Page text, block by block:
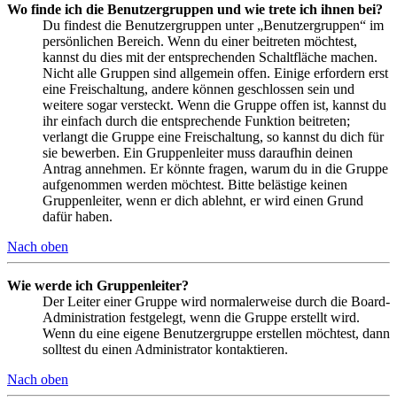
Wo finde ich die Benutzergruppen und wie trete ich ihnen bei?
Du findest die Benutzergruppen unter „Benutzergruppen“ im
persönlichen Bereich. Wenn du einer beitreten möchtest,
kannst du dies mit der entsprechenden Schaltfläche machen.
Nicht alle Gruppen sind allgemein offen. Einige erfordern erst
eine Freischaltung, andere können geschlossen sein und
weitere sogar versteckt. Wenn die Gruppe offen ist, kannst du
ihr einfach durch die entsprechende Funktion beitreten;
verlangt die Gruppe eine Freischaltung, so kannst du dich für
sie bewerben. Ein Gruppenleiter muss daraufhin deinen
Antrag annehmen. Er könnte fragen, warum du in die Gruppe
aufgenommen werden möchtest. Bitte belästige keinen
Gruppenleiter, wenn er dich ablehnt, er wird einen Grund
dafür haben.
Nach oben
Wie werde ich Gruppenleiter?
Der Leiter einer Gruppe wird normalerweise durch die Board-
Administration festgelegt, wenn die Gruppe erstellt wird.
Wenn du eine eigene Benutzergruppe erstellen möchtest, dann
solltest du einen Administrator kontaktieren.
Nach oben